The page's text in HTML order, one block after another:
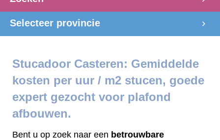
Selecteer provincie
Stucadoor Casteren: Gemiddelde
kosten per uur / m2 stucen, goede
expert gezocht voor plafond
afbouwen.
Bent u op zoek naar een betrouwbare